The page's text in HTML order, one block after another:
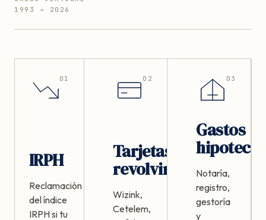
1993 → 2026
01
IRPH
Reclamación
del índice
IRPH si tu
02
Tarjetas
revolving
Wizink,
Cetelem,
03
Gastos
Notaría,
registro,
gestoría
y